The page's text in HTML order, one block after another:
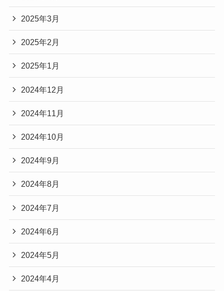
2025年3月
2025年2月
2025年1月
2024年12月
2024年11月
2024年10月
2024年9月
2024年8月
2024年7月
2024年6月
2024年5月
2024年4月